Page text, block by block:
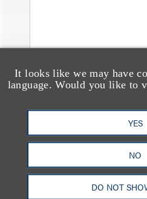
It looks like we may have
language. Would you like to
YES
NO
DO NOT
消息/新闻稿
Loeb & Loeb
Leading Real
Finance
McCaffrey